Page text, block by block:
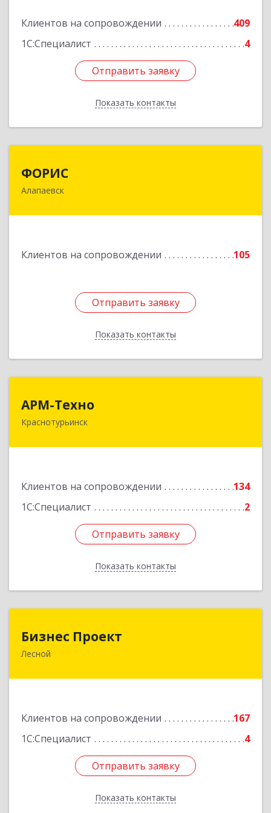
Клиентов на сопровождении
409
1С:Специалист
4
Отправить заявку
Показать контакты
Отправить заявку
Назад
ФОРИС
Алапаевск
Клиентов на сопровождении 105
Отправить заявку
Показать контакты
624601, Свердловская обл, Алапаевск г, Ленина
Отправить заявку
Назад
АРМ-Техно
Краснотурьинск
Клиентов на сопровождении
134
1С:Специалист
2
Отправить заявку
Показать контакты
624447, Свердловская обл, Краснотурьинск г,
Отправить заявку
Назад
Бизнес Проект
Лесной
Клиентов на сопровождении
167
1С:Специалист
4
Отправить заявку
Показать контакты
624200, Свердловская обл, Лесной г, Сиротина
Отправить заявку
Назад